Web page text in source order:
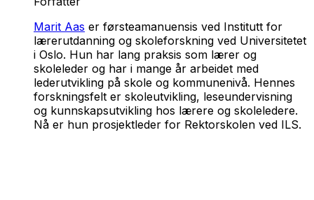
Marit Aas er førsteamanuensis ved Institutt for
lærerutdanning og skoleforskning ved Universitetet
i Oslo. Hun har lang praksis som lærer og
skoleleder og har i mange år arbeidet med
lederutvikling på skole og kommunenivå. Hennes
forskningsfelt er skoleutvikling, leseundervisning
og kunnskapsutvikling hos lærere og skoleledere.
Nå er hun prosjektleder for Rektorskolen ved ILS.